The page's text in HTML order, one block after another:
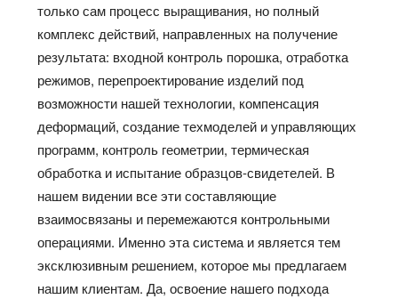
только сам процесс выращивания, но полный
комплекс действий, направленных на получение
результата: входной контроль порошка, отработка
режимов, перепроектирование изделий под
возможности нашей технологии, компенсация
деформаций, создание техмоделей и управляющих
программ, контроль геометрии, термическая
обработка и испытание образцов-свидетелей. В
нашем видении все эти составляющие
взаимосвязаны и перемежаются контрольными
операциями. Именно эта система и является тем
эксклюзивным решением, которое мы предлагаем
нашим клиентам. Да, освоение нашего подхода